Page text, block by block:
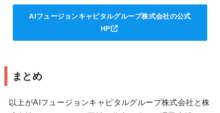
AIフュージョンキャピタルグループ株式会社の公式
HP
まとめ
以上がAIフュージョンキャピタルグループ株式会社と株